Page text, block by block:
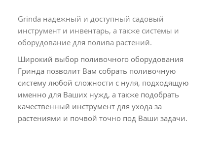
Grinda надёжный и доступный садовый
инструмент и инвентарь, а также системы и
оборудование для полива растений.
Широкий выбор поливочного оборудования
Гринда позволит Вам собрать поливочную
систему любой сложности с нуля, подходящую
именно для Ваших нужд, а также подобрать
качественный инструмент для ухода за
растениями и почвой точно под Ваши задачи.